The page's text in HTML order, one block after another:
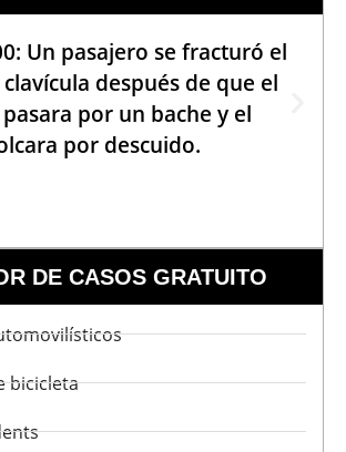
Un pasajero se fracturó el
después de que el
por un bache y el
por descuido.
DE CASOS GRATUITO
bicicleta